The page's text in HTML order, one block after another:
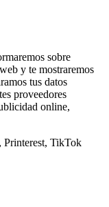
sobre
y te mostraremos
tus datos
proveedores
online,
TikTok